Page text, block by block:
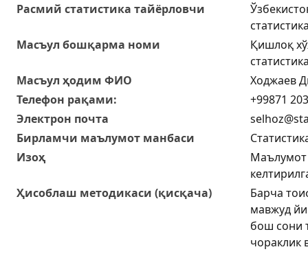
Расмий статистика тайёрловчи
Масъул бошқарма номи
Қишлоқ
Масъул ҳодим ФИО
Ходжаев
Телефон рақами:
+99871
Электрон почта
Бирламчи маълумот манбаси
Изоҳ
Маълумот
Ҳисоблаш методикаси (қисқача)
Барча
мавжуд
бош сони
чораклик